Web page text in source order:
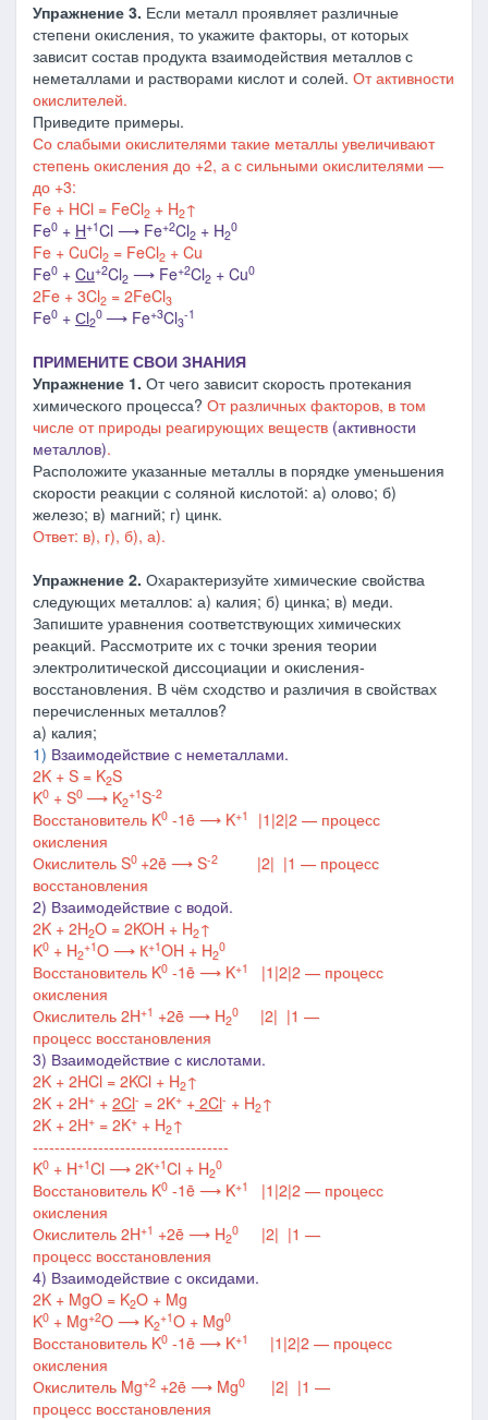
Упражнение 3. Если металл проявляет различные
степени окисления, то укажите факторы, от которых
зависит состав продукта взаимодействия металлов с
неметаллами и растворами кислот и солей. От активности
окислителей.
Приведите примеры.
Со слабыми окислителями такие металлы увеличивают
степень окисления до +2, а с сильными окислителями —
до +3:
Fe + HCl = FeCl2 + H2↑
Fe0 + H+1Cl ⟶ Fe+2Cl2 + H2
0
Fe + CuCl2 = FeCl2 + Cu
Fe0 + Cu+2Cl2 ⟶ Fe+2Cl2 + Cu0
2Fe + 3Cl2 = 2FeCl3
Fe0 + Сl2
0 ⟶ Fe+3Cl3
-1
ПРИМЕНИТЕ СВОИ ЗНАНИЯ
Упражнение 1. От чего зависит скорость протекания
химического процесса? От различных факторов, в том
числе от природы реагирующих веществ (активности
металлов).
Расположите указанные металлы в порядке уменьшения
скорости реакции с соляной кислотой: а) олово; б)
железо; в) магний; г) цинк.
Ответ: в), г), б), а).
Упражнение 2. Охарактеризуйте химические свойства
следующих металлов: а) калия; б) цинка; в) меди.
Запишите уравнения соответствующих химических
реакций. Рассмотрите их с точки зрения теории
электролитической диссоциации и окисления-
восстановления. В чём сходство и различия в свойствах
перечисленных металлов?
а) калия;
1) Взаимодействие с неметаллами.
2K + S = K2S
K0 + S0 ⟶ K2
+1S-2
Восстановитель K0 -1ē ⟶ K+1 |1 |2|2 — процесс
окисления
Окислитель S0 +2ē ⟶ S-2 |2| |1 — процесс
восстановления
2) Взаимодействие с водой.
2K + 2H2O = 2KOH + H2↑
K0 + H2
+1O ⟶ К+1OH + H2
0
Восстановитель K0 -1ē ⟶ K+1 |1 |2|2 — процесс
окисления
Окислитель 2H+1 +2ē ⟶ H2
0 |2| |1 —
процесс восстановления
3) Взаимодействие с кислотами.
2K + 2HCl = 2KCl + H2↑
2K + 2H+ + 2Cl- = 2K+ + 2Cl- + H2↑
2K + 2H+ = 2K+ + H2↑
------------------------------------
K0 + H+1Cl ⟶ 2K+1Cl + H2
0
Восстановитель K0 -1ē ⟶ K+1 |1 |2|2 — процесс
окисления
Окислитель 2H+1 +2ē ⟶ H2
0 |2| |1 —
процесс восстановления
4) Взаимодействие с оксидами.
2K + MgO = K2O + Mg
K0 + Mg+2O ⟶ K2
+1O + Mg0
Восстановитель K0 -1ē ⟶ K+1 |1 |2|2 — процесс
окисления
Окислитель Mg+2 +2ē ⟶ Mg0 |2| |1 —
процесс восстановления